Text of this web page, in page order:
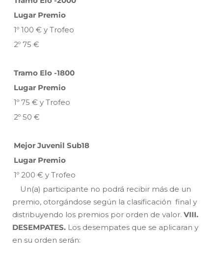
Lugar Premio
1º 100 € y Trofeo
2º 75 €
Tramo Elo -1800
Lugar Premio
1º 75 € y Trofeo
2º 50 €
Mejor Juvenil Sub18
Lugar Premio
1º 200 € y Trofeo
Un(a) participante no podrá recibir más de un
premio, otorgándose según la clasificación final y
distribuyendo los premios por orden de valor. VIII.
DESEMPATES. Los desempates que se aplicaran y
en su orden serán: